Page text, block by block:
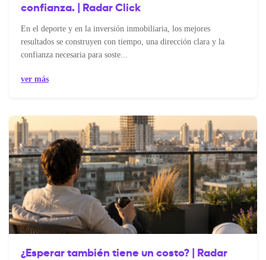
confianza. | Radar Click
En el deporte y en la inversión inmobiliaria, los mejores
resultados se construyen con tiempo, una dirección clara y la
confianza necesaria para soste...
ver más
¿Esperar también tiene un costo? | Radar